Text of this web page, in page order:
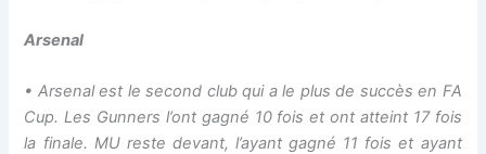
Arsenal
• Arsenal est le second club qui a le plus de succès en FA
Cup. Les Gunners l’ont gagné 10 fois et ont atteint 17 fois
la finale. MU reste devant, l’ayant gagné 11 fois et ayant